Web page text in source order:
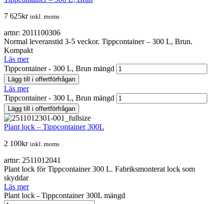
7 625kr inkl. moms
artnr: 2011100306
Normal leveranstid 3-5 veckor. Tippcontainer – 300 L, Brun.
Kompakt
Läs mer
Tippcontainer - 300 L, Brun mängd
Lägg till i offertförfrågan
Läs mer
Tippcontainer - 300 L, Brun mängd
Lägg till i offertförfrågan
Plant lock – Tippcontainer 300L
2 100kr inkl. moms
artnr: 2511012041
Plant lock för Tippcontainer 300 L. Fabriksmonterat lock som
skyddar
Läs mer
Plant lock - Tippcontainer 300L mängd